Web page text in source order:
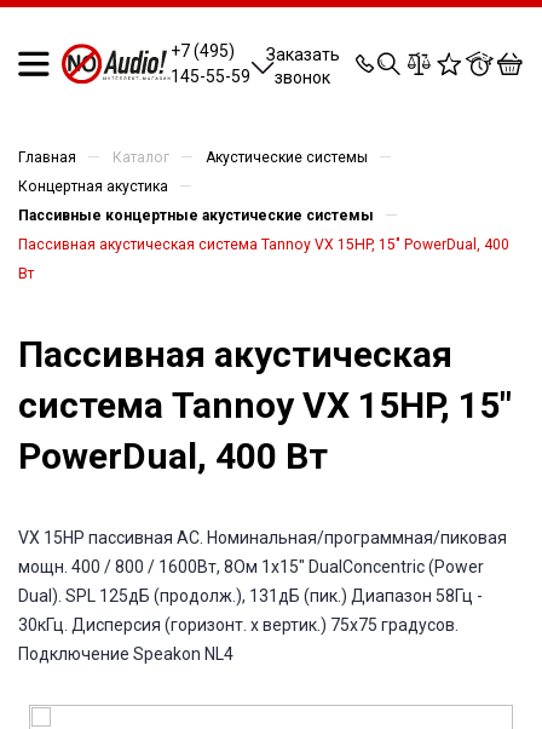
+7 (495)
145-55-59
Заказать
звонок
0 0 0 0
Главная — Каталог — Акустические системы —
Концертная акустика —
Пассивные концертные акустические системы —
Пассивная акустическая система Tannoy VX 15HP, 15" PowerDual, 400
Вт
Пассивная акустическая
система Tannoy VX 15HP, 15"
PowerDual, 400 Вт
VX 15HP пассивная АС. Номинальная/программная/пиковая
мощн. 400 / 800 / 1600Вт, 8Ом 1х15" DualConcentric (Power
Dual). SPL 125дБ (продолж.), 131дБ (пик.) Диапазон 58Гц -
30кГц. Дисперсия (горизонт. х вертик.) 75х75 градусов.
Подключение Speakon NL4